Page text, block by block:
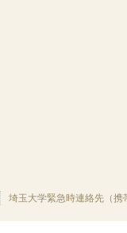
埼玉大学緊急時連絡先（携